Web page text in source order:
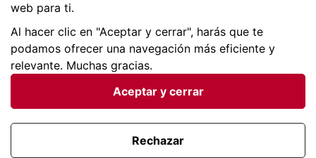
Condiciones generales |Privacidad de datos | Política
Viajes para ti SLU Copyright © BuscoUnChollo.com
web para ti.
Al hacer clic en "Aceptar y cerrar", harás que te
podamos ofrecer una navegación más eficiente y
relevante. Muchas gracias.
Aceptar y cerrar
Rechazar